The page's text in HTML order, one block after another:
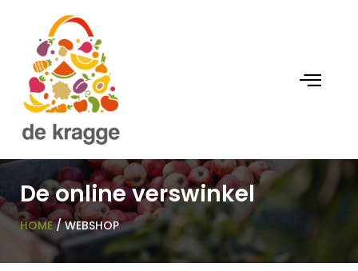
De online verswinkel
HOME/ WEBSHOP